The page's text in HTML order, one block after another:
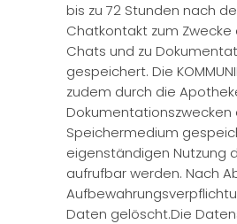
bis zu 72 Stunden nach
Chatkontakt zum
Chats und zu
gespeichert. Die
zudem durch die
Speichermedium
eigenständigen Nutzung
aufrufbar werden. Nach
Daten gelöscht.Die